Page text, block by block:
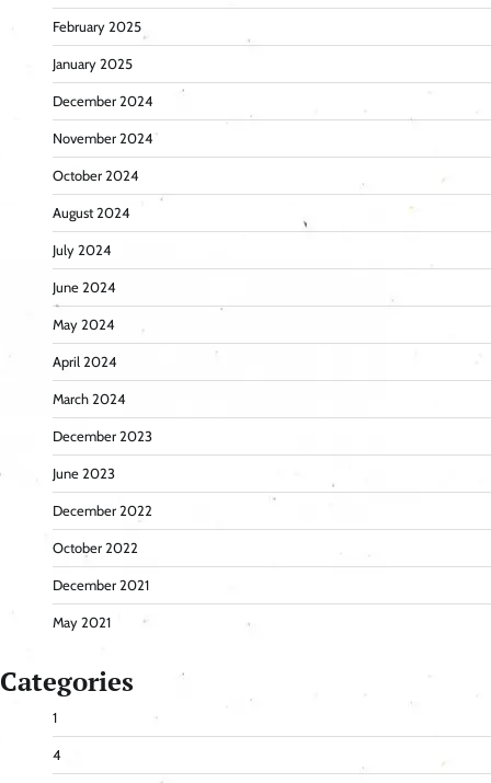
February 2025
January 2025
December 2024
November 2024
October 2024
August 2024
July 2024
June 2024
May 2024
April 2024
March 2024
December 2023
June 2023
December 2022
October 2022
December 2021
May 2021
Categories
1
4